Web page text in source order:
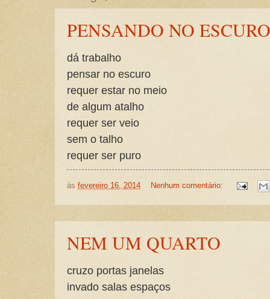
PENSANDO NO ESCURO
dá trabalho
pensar no escuro
requer estar no meio
de algum atalho
requer ser veio
sem o talho
requer ser puro
às fevereiro 16, 2014 Nenhum comentário:
NEM UM QUARTO
cruzo portas janelas
invado salas espaços